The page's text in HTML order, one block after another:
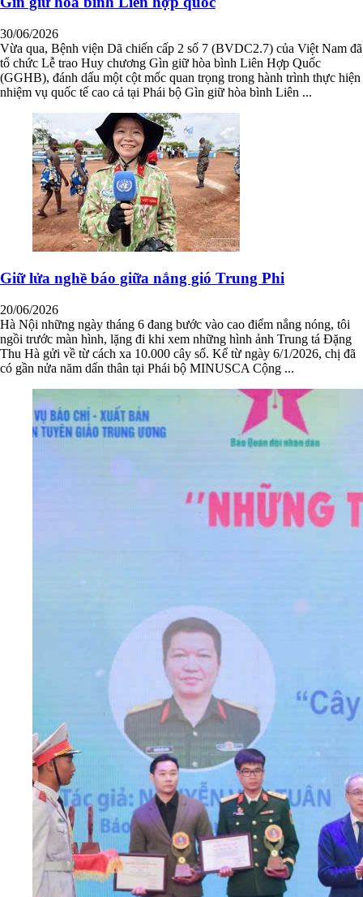
30/06/2026
Vừa qua, Bệnh viện Dã chiến cấp 2 số 7 (BVDC2.7) của Việt Nam đã
tổ chức Lễ trao Huy chương Gìn giữ hòa bình Liên Hợp Quốc
(GGHB), đánh dấu một cột mốc quan trọng trong hành trình thực hiện
nhiệm vụ quốc tế cao cả tại Phái bộ Gìn giữ hòa bình Liên ...
Giữ lửa nghề báo giữa nắng gió Trung Phi
20/06/2026
Hà Nội những ngày tháng 6 đang bước vào cao điểm nắng nóng, tôi
ngồi trước màn hình, lặng đi khi xem những hình ảnh Trung tá Đặng
Thu Hà gửi về từ cách xa 10.000 cây số. Kể từ ngày 6/1/2026, chị đã
có gần nửa năm dấn thân tại Phái bộ MINUSCA Cộng ...